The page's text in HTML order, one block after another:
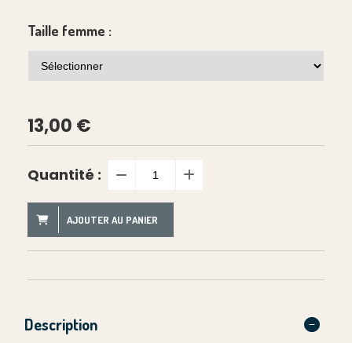
Taille femme :
13,00 €
Quantité :
AJOUTER AU PANIER
Description